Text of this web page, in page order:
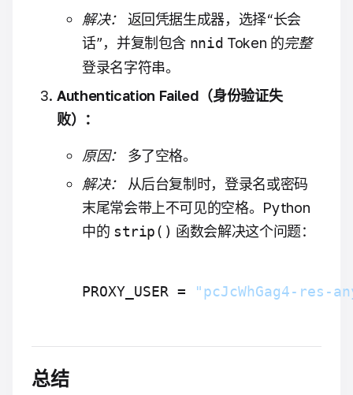
解决：
返回凭据生成器，选择“长会
话”，并复制包含 nnid Token 的完整
登录名字符串。
Authentication Failed（身份验证失
败）：
原因：
多了空格。
解决：
从后台复制时，登录名或密码
末尾常会带上不可见的空格。Python
中的 strip() 函数会解决这个问题：
PROXY_USER = "pcJcWhGag4-res-
总结